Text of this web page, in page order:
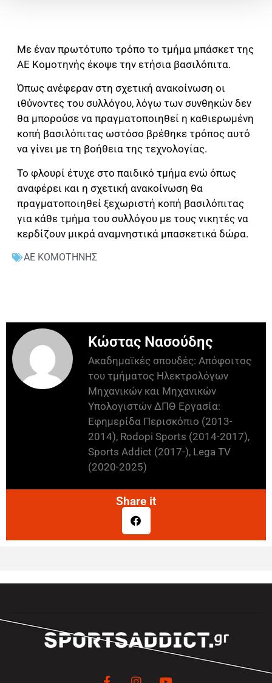
Με έναν πρωτότυπο τρόπο το τμήμα μπάσκετ της
ΑΕ Κομοτηνής έκοψε την ετήσια βασιλόπιτα.
Όπως ανέφεραν στη σχετική ανακοίνωση οι
ιθύνοντες του συλλόγου, λόγω των συνθηκών δεν
θα μπορούσε να πραγματοποιηθεί η καθιερωμένη
κοπή βασιλόπιτας ωστόσο βρέθηκε τρόπος αυτό
να γίνει με τη βοήθεια της τεχνολογίας.
Το φλουρί έτυχε στο παιδικό τμήμα ενώ όπως
αναφέρει και η σχετική ανακοίνωση θα
πραγματοποιηθεί ξεχωριστή κοπή βασιλόπιτας
για κάθε τμήμα του συλλόγου με τους νικητές να
κερδίζουν μικρά αναμνηστικά μπασκετικά δώρα.
ΑΕ ΚΟΜΟΤΗΝΗΣ
Κώστας Νασούδης
Ακαδημαϊκές σπουδές: Απόφοιτος
του τμήματος Ηλεκτρολόγων
Μηχανικών και Μηχανικών
Υπολογιστών ΔΠΘ Εργασία:
Εφημερίδα Περισκόπιο (2013-
2014), Rodopi Sports (2014-2017),
Sports Addict (2017-), Lega TV
(2020-2025)
Share it